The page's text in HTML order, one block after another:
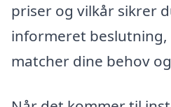
priser og vilkår sikrer
informeret
matcher dine behov